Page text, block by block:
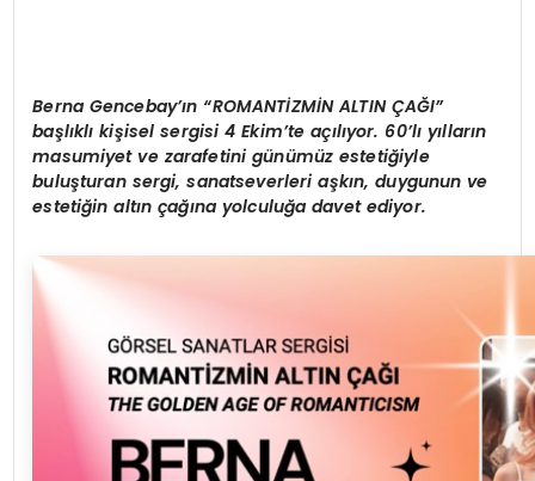
Berna Gencebay’ın “ROMANTİZMİN ALTIN ÇAĞI”
başlıklı kişisel sergisi 4 Ekim’te açılıyor. 60’lı yılların
masumiyet ve zarafetini günümüz estetiğiyle
buluşturan sergi, sanatseverleri aşkın, duygunun ve
estetiğin altın çağına yolculuğa davet ediyor.